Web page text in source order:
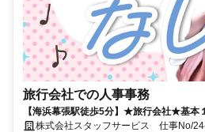
旅行会社での人事事務
【海浜幕張駅徒歩5分】★旅行会社★基本
トなど！
株式会社スタッフサービス 仕事No/